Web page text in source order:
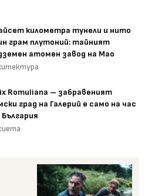
километра тунели и нито
грам плутоний: тайният
атомен завод на Мао
Romuliana – забравеният
град на Галерий е само на час